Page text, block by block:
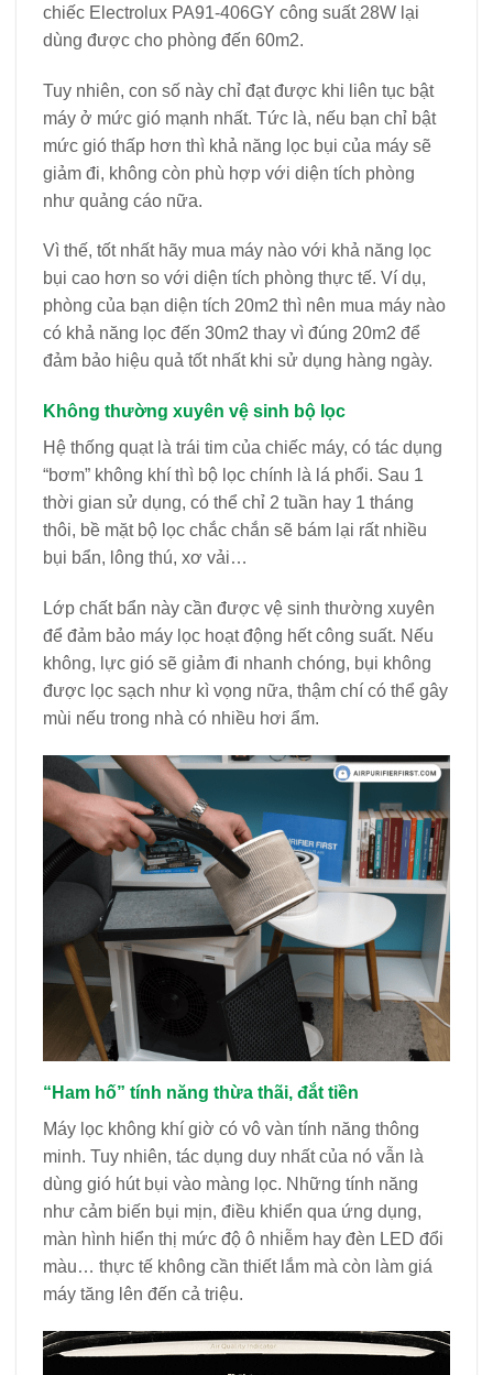
chiếc Electrolux PA91-406GY công suất 28W lại
dùng được cho phòng đến 60m2.
Tuy nhiên, con số này chỉ đạt được khi liên tục bật
máy ở mức gió mạnh nhất. Tức là, nếu bạn chỉ bật
mức gió thấp hơn thì khả năng lọc bụi của máy sẽ
giảm đi, không còn phù hợp với diện tích phòng
như quảng cáo nữa.
Vì thế, tốt nhất hãy mua máy nào với khả năng lọc
bụi cao hơn so với diện tích phòng thực tế. Ví dụ,
phòng của bạn diện tích 20m2 thì nên mua máy nào
có khả năng lọc đến 30m2 thay vì đúng 20m2 để
đảm bảo hiệu quả tốt nhất khi sử dụng hàng ngày.
Không thường xuyên vệ sinh bộ lọc
Hệ thống quạt là trái tim của chiếc máy, có tác dụng
“bơm” không khí thì bộ lọc chính là lá phổi. Sau 1
thời gian sử dụng, có thể chỉ 2 tuần hay 1 tháng
thôi, bề mặt bộ lọc chắc chắn sẽ bám lại rất nhiều
bụi bẩn, lông thú, xơ vải…
Lớp chất bẩn này cần được vệ sinh thường xuyên
để đảm bảo máy lọc hoạt động hết công suất. Nếu
không, lực gió sẽ giảm đi nhanh chóng, bụi không
được lọc sạch như kì vọng nữa, thậm chí có thể gây
mùi nếu trong nhà có nhiều hơi ẩm.
“Ham hố” tính năng thừa thãi, đắt tiền
Máy lọc không khí giờ có vô vàn tính năng thông
minh. Tuy nhiên, tác dụng duy nhất của nó vẫn là
dùng gió hút bụi vào màng lọc. Những tính năng
như cảm biến bụi mịn, điều khiển qua ứng dụng,
màn hình hiển thị mức độ ô nhiễm hay đèn LED đổi
màu… thực tế không cần thiết lắm mà còn làm giá
máy tăng lên đến cả triệu.